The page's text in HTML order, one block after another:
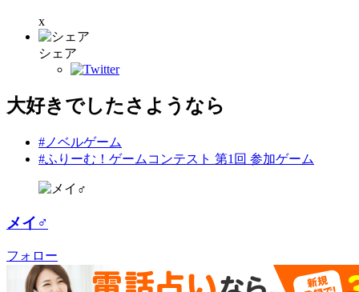
x
シェア
大好きでしたさようなら
#ノベルゲーム
#ふりーむ！ゲームコンテスト 第1回 参加ゲーム
メイ♂
フォロー